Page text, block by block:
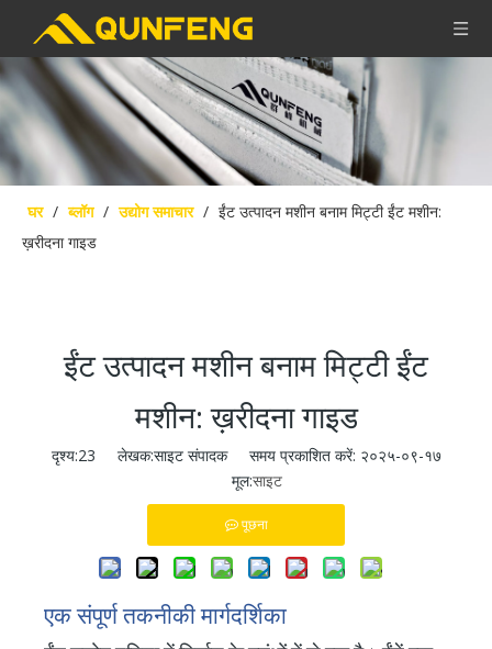
घर / ब्लॉग / उद्योग समाचार / ईंट उत्पादन मशीन बनाम मिट्टी ईंट मशीन:
ख़रीदना गाइड
ईंट उत्पादन मशीन बनाम मिट्टी ईंट
मशीन: ख़रीदना गाइड
दृश्य:23 लेखक:साइट संपादक समय प्रकाशित करें: २०२५-०९-१७
मूल:साइट
पूछना
एक संपूर्ण तकनीकी मार्गदर्शिका